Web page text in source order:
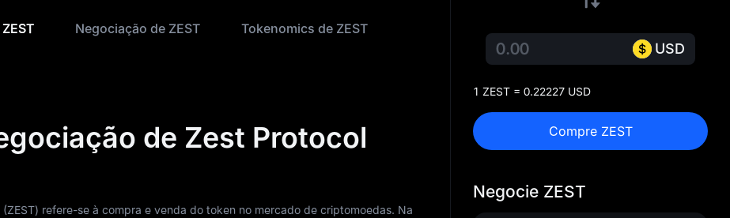
Negociação de ZEST Tokenomics de ZEST
de Zest Protocol
refere-se à compra e venda do token no mercado de criptomoedas. Na
USD
1 ZEST = 0.22227 USD
Compre ZEST
Negocie ZEST